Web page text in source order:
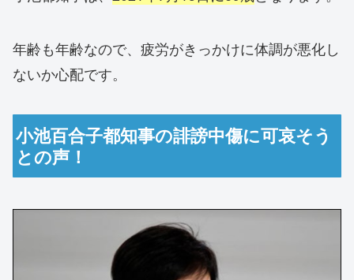
年齢も年齢なので、疲労がきっかけに体調が悪化し
ないか心配です。
小池百合子都知事の誹謗中傷に可哀そう
との声！